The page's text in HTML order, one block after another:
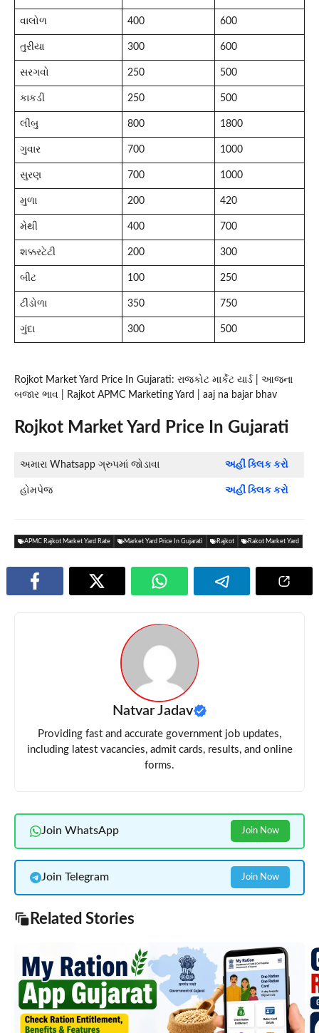
વાલોળ 400 600
તુરીયા 300 600
સરગવો 250 500
કાકડી 250 500
લીંબુ 800 1800
ગુવાર 700 1000
સુરણ 700 1000
મુળા 200 420
મેથી 400 700
શક્કરટેટી 200 300
બીટ 100 250
ટીંડોળા 350 750
ગુંદા 300 500
Rojkot Market Yard Price In Gujarati: રાજકોટ માર્કેટ યાર્ડ | આજના
બજાર ભાવ | Rajkot APMC Marketing Yard | aaj na bajar bhav
Rojkot Market Yard Price In Gujarati
અમારા Whatsapp ગ્રુપમાં જોડાવા અહીં ક્લિક કરો
હોમપેજ અહીં ક્લિક કરો
APMC Rajkot Market Yard Rate Market Yard Price In Gujarati Rajkot Rakot Market Yard
Natvar Jadav
Providing fast and accurate government job updates,
including latest vacancies, admit cards, results, and online
forms.
Join WhatsApp Join Now
Join Telegram Join Now
Related Stories